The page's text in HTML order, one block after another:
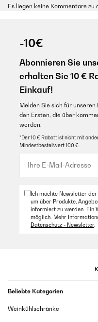
Es liegen keine Kommentare zu
-10€
Abonnieren Sie
erhalten Sie 10 €
Einkauf!
Melden Sie sich für
den Ersten, die über
werden.
*Der 10 € Rabatt ist nicht mit
Mindestbestellwert 100 €.
Ich möchte Newsletter
um über Produkte,
informiert zu werden. Ein
möglich. Mehr
Datenschutz - Newsletter.
Beliebte Kategorien
Weinkühlschränke